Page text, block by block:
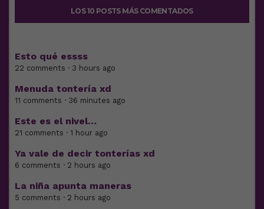
LOS 10 POSTS MÁS COMENTADOS
Esto qué essss
22 comments · 3 hours ago
Menuda tontería xd
11 comments · 36 minutes ago
Este es el nivel…
21 comments · 1 hour ago
Ya vale de decir tonterías xd
6 comments · 2 hours ago
La niña apunta maneras
5 comments · 2 hours ago